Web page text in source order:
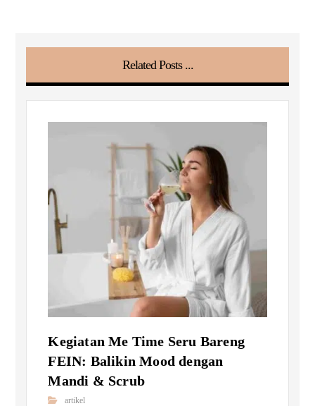
Related Posts ...
Kegiatan Me Time Seru Bareng
FEIN: Balikin Mood dengan
Mandi & Scrub
artikel